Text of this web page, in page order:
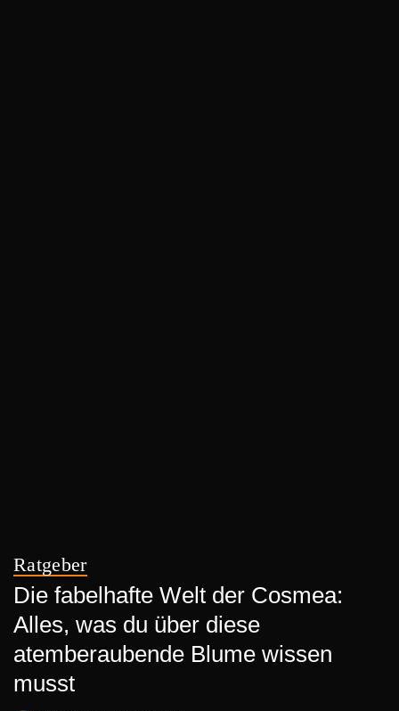
Ratgeber
Die fabelhafte Welt der Cosmea:
Alles, was du über diese
atemberaubende Blume wissen
musst